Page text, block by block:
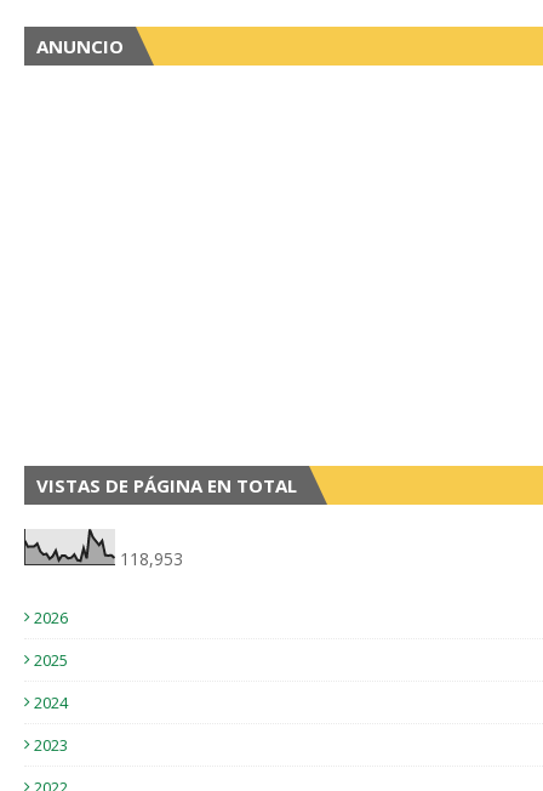
ANUNCIO
VISTAS DE PÁGINA EN TOTAL
118,953
2026
2025
2024
2023